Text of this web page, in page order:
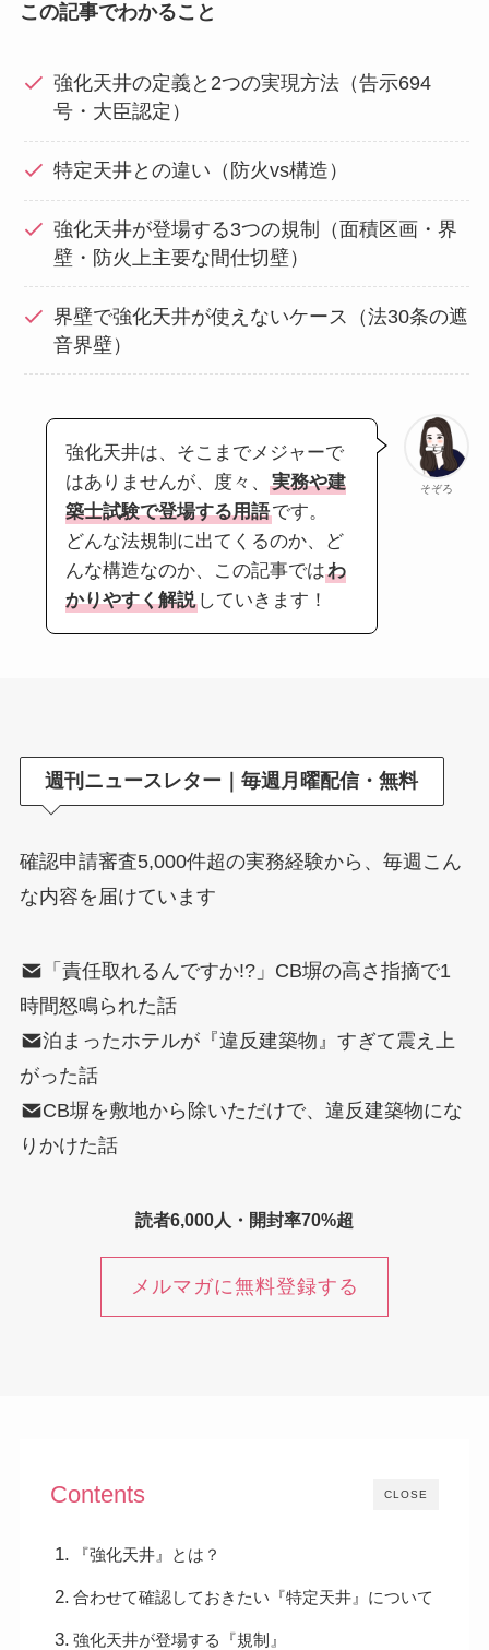
この記事でわかること
強化天井の定義と2つの実現方法（告示694
号・大臣認定）
特定天井との違い（防火vs構造）
強化天井が登場する3つの規制（面積区画・界
壁・防火上主要な間仕切壁）
界壁で強化天井が使えないケース（法30条の遮
音界壁）
そぞろ
強化天井は、そこまでメジャーで
はありませんが、度々、
実務や建
築士試験で登場する用語です。
どんな法規制に出てくるのか、ど
んな構造なのか、この記事ではわ
かりやすく解説していきます！
週刊ニュースレター｜毎週月曜配信・無料
確認申請審査5,000件超の実務経験から、毎週こん
な内容を届けています
「責任取れるんですか!?」CB塀の高さ指摘で1
時間怒鳴られた話
泊まったホテルが『違反建築物』すぎて震え上
がった話
CB塀を敷地から除いただけで、違反建築物にな
りかけた話
読者6,000人・開封率70%超
メルマガに無料登録する
CLOSE
Contents
『強化天井』とは？
合わせて確認しておきたい『特定天井』について
強化天井が登場する『規制』